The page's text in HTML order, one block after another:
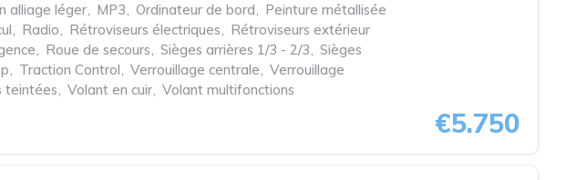
alliage léger, MP3, Ordinateur de bord, Peinture métallisée
, Radio, Rétroviseurs électriques, Rétroviseurs extérieur
, Roue de secours, Sièges arrières 1/3 - 2/3, Sièges
, Traction Control, Verrouillage centrale, Verrouillage
teintées, Volant en cuir, Volant multifonctions
€5.750